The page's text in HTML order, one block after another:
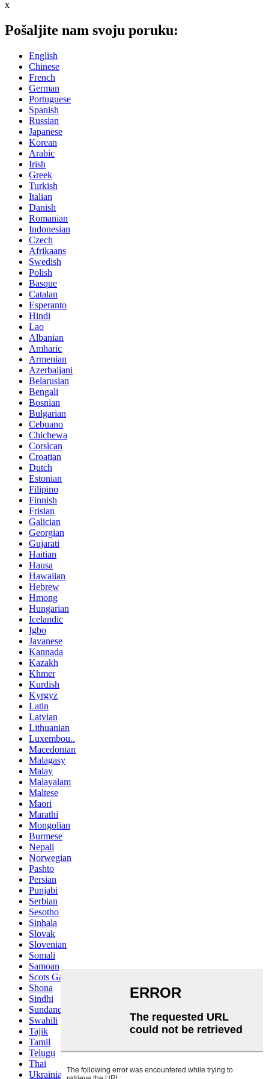
x
Pošaljite nam svoju poruku:
English
Chinese
French
German
Portuguese
Spanish
Russian
Japanese
Korean
Arabic
Irish
Greek
Turkish
Italian
Danish
Romanian
Indonesian
Czech
Afrikaans
Swedish
Polish
Basque
Catalan
Esperanto
Hindi
Lao
Albanian
Amharic
Armenian
Azerbaijani
Belarusian
Bengali
Bosnian
Bulgarian
Cebuano
Chichewa
Corsican
Croatian
Dutch
Estonian
Filipino
Finnish
Frisian
Galician
Georgian
Gujarati
Haitian
Hausa
Hawaiian
Hebrew
Hmong
Hungarian
Icelandic
Igbo
Javanese
Kannada
Kazakh
Khmer
Kurdish
Kyrgyz
Latin
Latvian
Lithuanian
Luxembou..
Macedonian
Malagasy
Malay
Malayalam
Maltese
Maori
Marathi
Mongolian
Burmese
Nepali
Norwegian
Pashto
Persian
Punjabi
Serbian
Sesotho
Sinhala
Slovak
Slovenian
Somali
Samoan
Scots Gaelic
Shona
Sindhi
Sundanese
Swahili
Tajik
Tamil
Telugu
Thai
Ukrainian